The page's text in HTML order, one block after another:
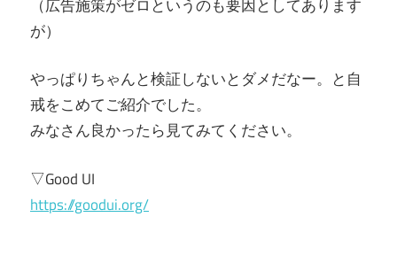
（広告施策がゼロというのも要因としてあります
が）
やっぱりちゃんと検証しないとダメだなー。と自
戒をこめてご紹介でした。
みなさん良かったら見てみてください。
▽Good UI
https://goodui.org/